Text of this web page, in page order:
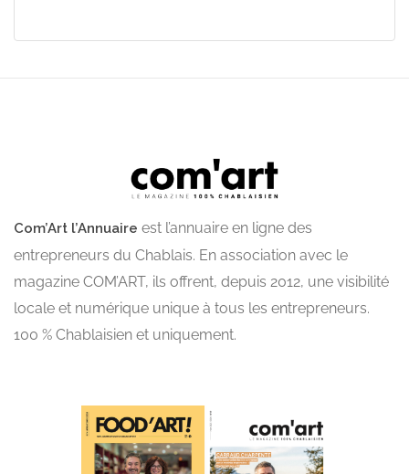
Com’Art l’Annuaire est l’annuaire en ligne des
entrepreneurs du Chablais. En association avec le
magazine COM’ART, ils offrent, depuis 2012, une visibilité
locale et numérique unique à tous les entrepreneurs.
100 % Chablaisien et uniquement.